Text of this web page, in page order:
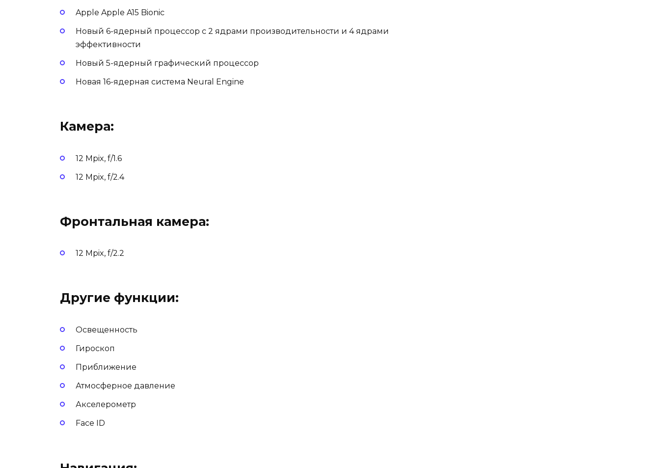
Apple Apple A15 Bionic
Новый 6-ядерный процессор с 2 ядрами производительности и 4 ядрами
эффективности
Новый 5-ядерный графический процессор
Новая 16-ядерная система Neural Engine
Камера:
12 Mpix, f/1.6
12 Mpix, f/2.4
Фронтальная камера:
12 Mpix, f/2.2
Другие функции:
Освещенность
Гироскоп
Приближение
Атмосферное давление
Акселерометр
Face ID